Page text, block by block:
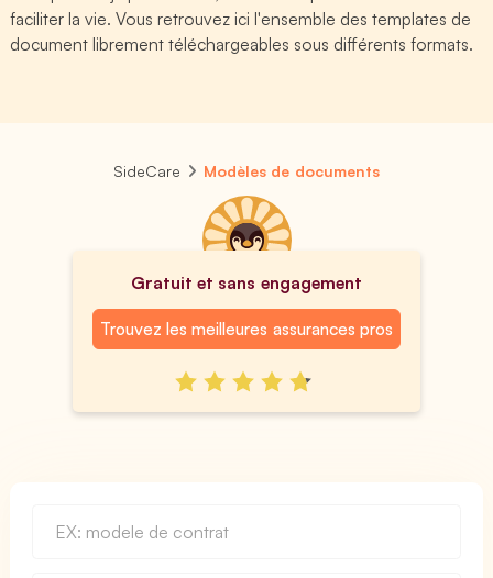
faciliter la vie. Vous retrouvez ici l'ensemble des templates de
document librement téléchargeables sous différents formats.
SideCare Modèles de documents
Gratuit et sans engagement
Trouvez les meilleures assurances pros